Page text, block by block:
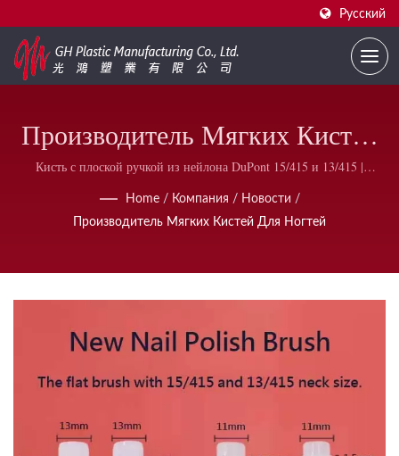
Русский
Производитель Мягких Кистей
Для Ногтей | Упаковка Для Лака
Для Ногтей, Соответствующая
Торговля | GH Plastic
Кисть с плоской ручкой из нейлона DuPont 15/415 и 13/415 |
Home / Компания / Новости /
Производитель Мягких Кистей Для Ногтей